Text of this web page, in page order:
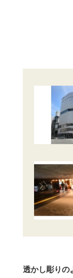
透かし彫りの